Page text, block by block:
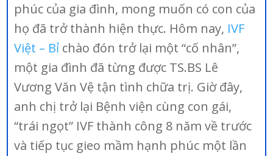
phúc của gia đình, mong muốn có con của
họ đã trở thành hiện thực. Hôm nay, IVF
Việt – Bỉ chào đón trở lại một “cố nhân”,
một gia đình đã từng được TS.BS Lê
Vương Văn Vệ tận tình chữa trị. Giờ đây,
anh chị trở lại Bệnh viện cùng con gái,
“trái ngọt” IVF thành công 8 năm về trước
và tiếp tục gieo mầm hạnh phúc một lần